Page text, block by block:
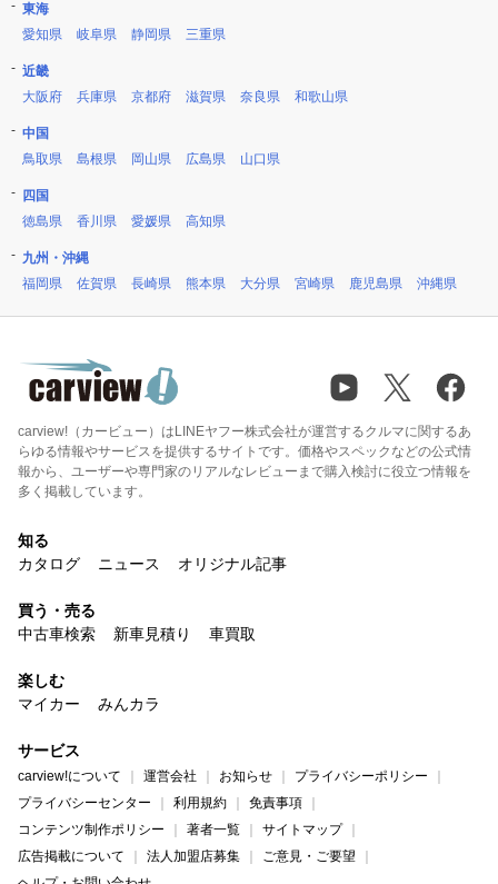
東海
愛知県
岐阜県 静岡県 三重県
近畿
大阪府
兵庫県 京都府 滋賀県 奈良県 和歌山県
中国
鳥取県
島根県 岡山県 広島県 山口県
四国
徳島県
香川県 愛媛県 高知県
九州・沖縄
福岡県
佐賀県 長崎県 熊本県 大分県 宮崎県 鹿児島県 沖縄県
carview!（カービュー）はLINEヤフー株式会社が運営するクルマに関するあ
らゆる情報やサービスを提供するサイトです。価格やスペックなどの公式情
報から、ユーザーや専門家のリアルなレビューまで購入検討に役立つ情報を
多く掲載しています。
知る
カタログ
ニュース オリジナル記事
買う・売る
中古車検索
新車見積り 車買取
楽しむ
マイカー
みんカラ
サービス
carview!について 運営会社 お知らせ
プライバシーポリシー
プライバシーセンター
利用規約
免責事項
コンテンツ制作ポリシー
著者一覧
サイトマップ
広告掲載について
法人加盟店募集
ご意見・ご要望